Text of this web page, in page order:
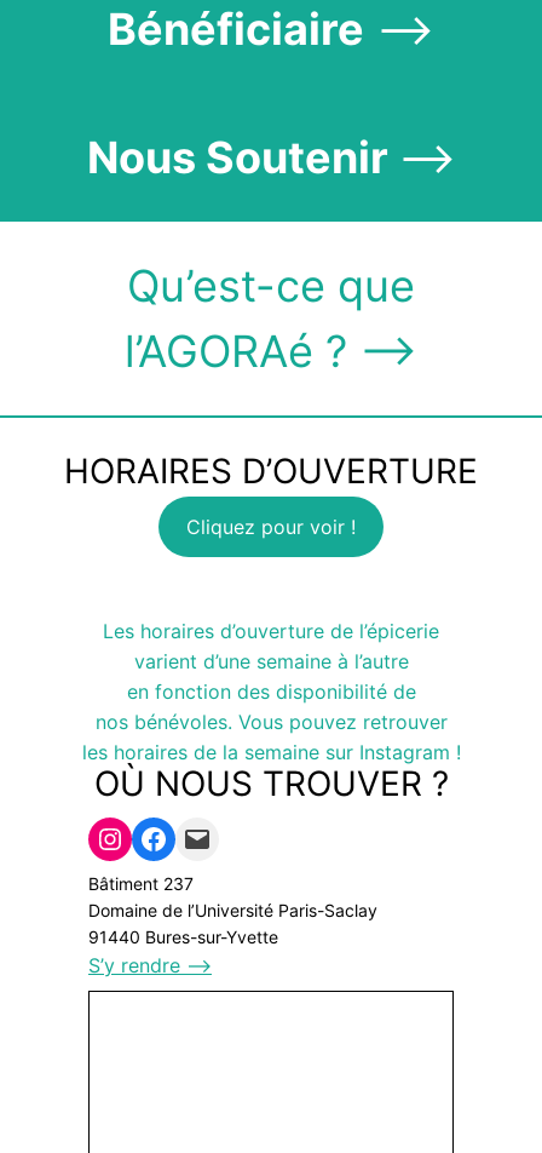
Bénéficiaire ⟶
Nous Soutenir ⟶
Qu’est-ce que
l’AGORAé ? ⟶
HORAIRES D’OUVERTURE
Cliquez pour voir !
Les horaires d’ouverture de l’épicerie
varient d’une semaine à l’autre
en fonction des disponibilité de
nos bénévoles. Vous pouvez retrouver
les horaires de la semaine sur Instagram !
OÙ NOUS TROUVER ?
lien instagram
lien facebook
adresse mail
Bâtiment 237
Domaine de l’Université Paris-Saclay
91440 Bures-sur-Yvette
S’y rendre ⟶